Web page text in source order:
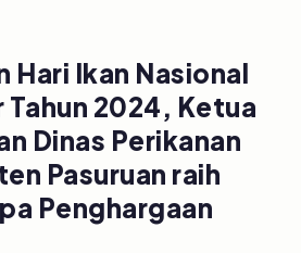
Hari Ikan Nasional
Tahun 2024, Ketua
Dinas Perikanan
Pasuruan raih
Penghargaan